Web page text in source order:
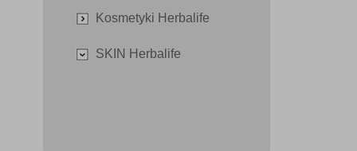
Kosmetyki Herbalife
SKIN Herbalife